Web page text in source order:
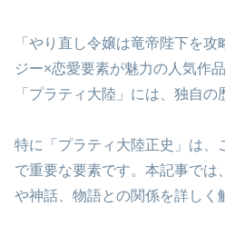
「やり直し令嬢は竜帝陛下を
ジー×恋愛要素が魅力の人気作
「プラティ大陸」には、独自の
特に「プラティ大陸正史」は、
で重要な要素です。本記事では
や神話、物語との関係を詳しく